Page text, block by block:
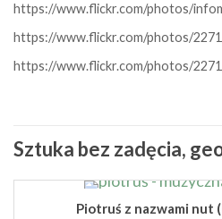
https://www.flickr.com/photos/
https://www.flickr.com/photos/
https://www.flickr.com/photos/
Sztuka bez zadęcia,
Piotruś z nazwami nut